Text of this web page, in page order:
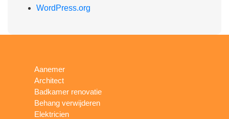
WordPress.org
Aanemer
Architect
Badkamer renovatie
Behang verwijderen
Elektricien